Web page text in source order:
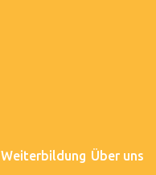
Über uns
Weiterbildung